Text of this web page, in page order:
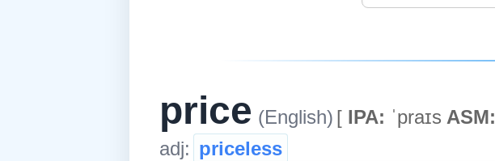
price (English) [ IPA: ˈpraɪs ASM:
adj: priceless